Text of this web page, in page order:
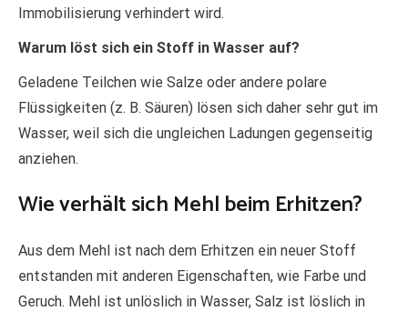
Immobilisierung verhindert wird.
Warum löst sich ein Stoff in Wasser auf?
Geladene Teilchen wie Salze oder andere polare
Flüssigkeiten (z. B. Säuren) lösen sich daher sehr gut im
Wasser, weil sich die ungleichen Ladungen gegenseitig
anziehen.
Wie verhält sich Mehl beim Erhitzen?
Aus dem Mehl ist nach dem Erhitzen ein neuer Stoff
entstanden mit anderen Eigenschaften, wie Farbe und
Geruch. Mehl ist unlöslich in Wasser, Salz ist löslich in